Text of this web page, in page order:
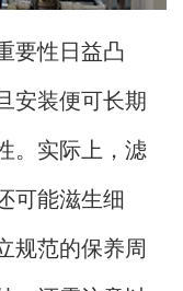
要性日益凸
安装便可长期
。实际上，滤
可能滋生细
规范的保养周